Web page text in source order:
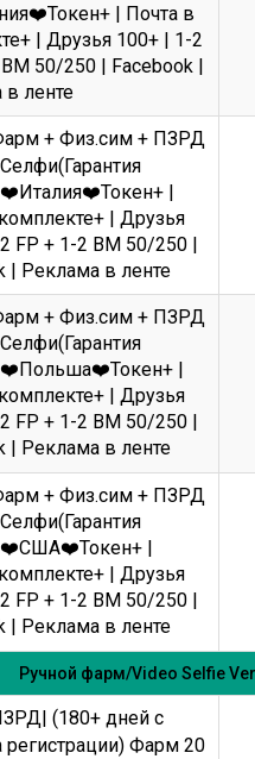
| Почта в
| Друзья 100+ | 1-2
50/250 | Facebook |
ленте
+ Физ.сим + ПЗРД
|
| Друзья
FP + 1-2 BM 50/250 |
| Реклама в ленте
+ Физ.сим + ПЗРД
|
| Друзья
FP + 1-2 BM 50/250 |
| Реклама в ленте
+ Физ.сим + ПЗРД
|
| Друзья
FP + 1-2 BM 50/250 |
| Реклама в ленте
Ручной фарм/Video Selfie
(180+ дней с
регистрации) Фарм 20